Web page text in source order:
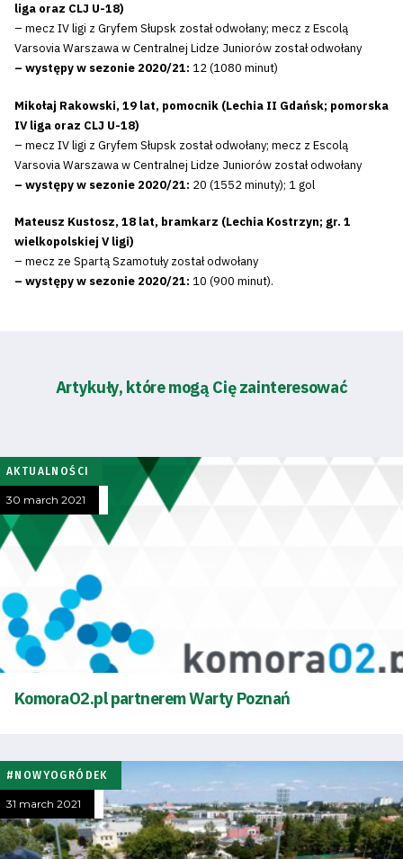
liga oraz CLJ U-18)
– mecz IV ligi z Gryfem Słupsk został odwołany; mecz z Escolą
Varsovia Warszawa w Centralnej Lidze Juniorów został odwołany
– występy w sezonie 2020/21: 12 (1080 minut)
Mikołaj Rakowski, 19 lat, pomocnik (Lechia II Gdańsk; pomorska
IV liga oraz CLJ U-18)
– mecz IV ligi z Gryfem Słupsk został odwołany; mecz z Escolą
Varsovia Warszawa w Centralnej Lidze Juniorów został odwołany
– występy w sezonie 2020/21: 20 (1552 minuty); 1 gol
Mateusz Kustosz, 18 lat, bramkarz (Lechia Kostrzyn; gr. 1
wielkopolskiej V ligi)
– mecz ze Spartą Szamotuły został odwołany
– występy w sezonie 2020/21: 10 (900 minut).
Artykuły, które mogą Cię zainteresować
AKTUALNOŚCI
30 march 2021
KomoraO2.pl partnerem Warty Poznań
#NOWYOGRÓDEK
31 march 2021